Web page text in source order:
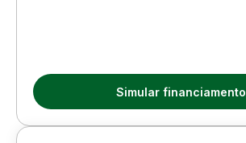
Simular financiamento